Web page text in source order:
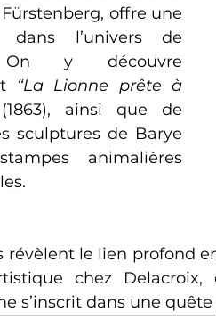
offre une
dans l’univers de
On y découvre
“La Lionne prête à
ainsi que de
sculptures de Barye
animalières
révèlent le lien profond
chez
s’inscrit dans une